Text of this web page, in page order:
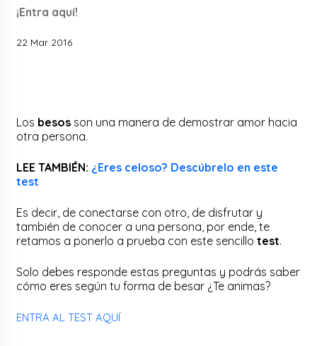
¡Entra aquí!
22 Mar 2016
Los besos son una manera de demostrar amor hacia
otra persona.
LEE TAMBIÉN: ¿Eres celoso? Descúbrelo en este
test
Es decir, de conectarse con otro, de disfrutar y
también de conocer a una persona, por ende, te
retamos a ponerlo a prueba con este sencillotest.
Solo debes responde estas preguntas y podrás saber
cómo eres según tu forma de besar ¿Te animas?
ENTRA AL TEST AQUÍ